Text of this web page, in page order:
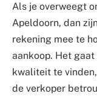
Als je overweegt
Apeldoorn, dan
rekening mee te
aankoop. Het
kwaliteit te
de verkoper